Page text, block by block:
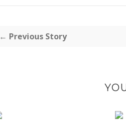
← Previous Story